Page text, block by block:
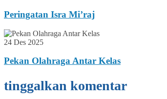
Peringatan Isra Mi’raj
24 Des 2025
Pekan Olahraga Antar Kelas
tinggalkan komentar